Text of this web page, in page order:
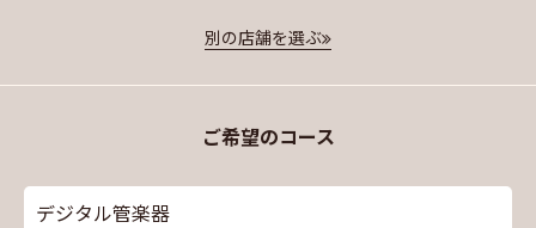
別の店舗を選ぶ
ご希望のコース
デジタル管楽器